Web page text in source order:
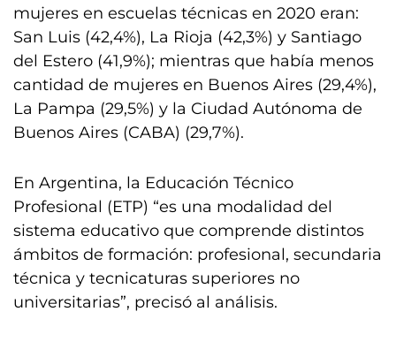
mujeres en escuelas técnicas en 2020 eran:
San Luis (42,4%), La Rioja (42,3%) y Santiago
del Estero (41,9%); mientras que había menos
cantidad de mujeres en Buenos Aires (29,4%),
La Pampa (29,5%) y la Ciudad Autónoma de
Buenos Aires (CABA) (29,7%).
En Argentina, la Educación Técnico
Profesional (ETP) “es una modalidad del
sistema educativo que comprende distintos
ámbitos de formación: profesional, secundaria
técnica y tecnicaturas superiores no
universitarias”, precisó al análisis.